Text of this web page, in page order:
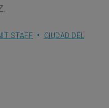
STAFF
CIUDAD DEL